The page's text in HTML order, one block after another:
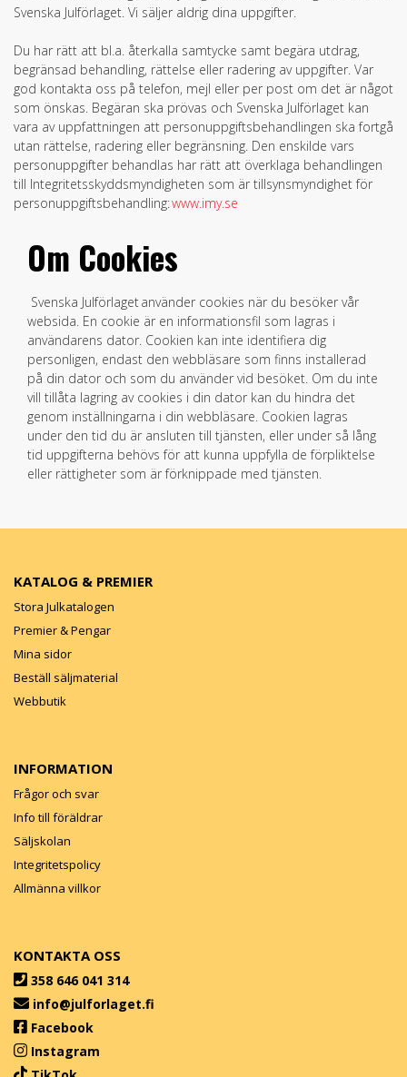
Svenska Julförlaget. Vi säljer aldrig dina uppgifter.
Du har rätt att bl.a. återkalla samtycke samt begära utdrag,
begränsad behandling, rättelse eller radering av uppgifter. Var
god kontakta oss på telefon, mejl eller per post om det är något
som önskas. Begäran ska prövas och Svenska Julförlaget kan
vara av uppfattningen att personuppgiftsbehandlingen ska fortgå
utan rättelse, radering eller begränsning. Den enskilde vars
personuppgifter behandlas har rätt att överklaga behandlingen
till Integritetsskyddsmyndigheten som är tillsynsmyndighet för
personuppgiftsbehandling:www.imy.se
Om Cookies
Svenska Julförlaget använder cookies när du besöker vår
websida. En cookie är en informationsfil som lagras i
användarens dator. Cookien kan inte identifiera dig
personligen, endast den webbläsare som finns installerad
på din dator och som du använder vid besöket. Om du inte
vill tillåta lagring av cookies i din dator kan du hindra det
genom inställningarna i din webbläsare. Cookien lagras
under den tid du är ansluten till tjänsten, eller under så lång
tid uppgifterna behövs för att kunna uppfylla de förpliktelse
eller rättigheter som är förknippade med tjänsten.
KATALOG & PREMIER
Stora Julkatalogen
Premier & Pengar
Mina sidor
Beställ säljmaterial
Webbutik
INFORMATION
Frågor och svar
Info till föräldrar
Säljskolan
Integritetspolicy
Allmänna villkor
KONTAKTA OSS
358 646 041 314
info@julforlaget.fi
Facebook
Instagram